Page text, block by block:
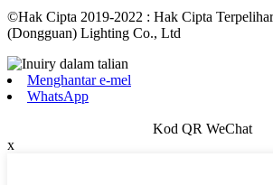
©Hak Cipta 2019-2022 : Hak Cipta
(Dongguan) Lighting Co., Ltd
Menghantar e-mel
WhatsApp
Kod QR WeChat
x